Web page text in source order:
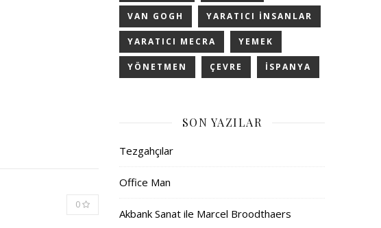
0
VAN GOGH YARATICI INSANLAR
YARATICI MECRA YEMEK
YÖNETMEN ÇEVRE İSPANYA
SON YAZILAR
Tezgahçılar
Office Man
Akbank Sanat ile Marcel Broodthaers